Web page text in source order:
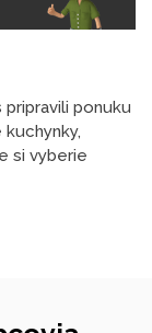
ponuku
si vyberie